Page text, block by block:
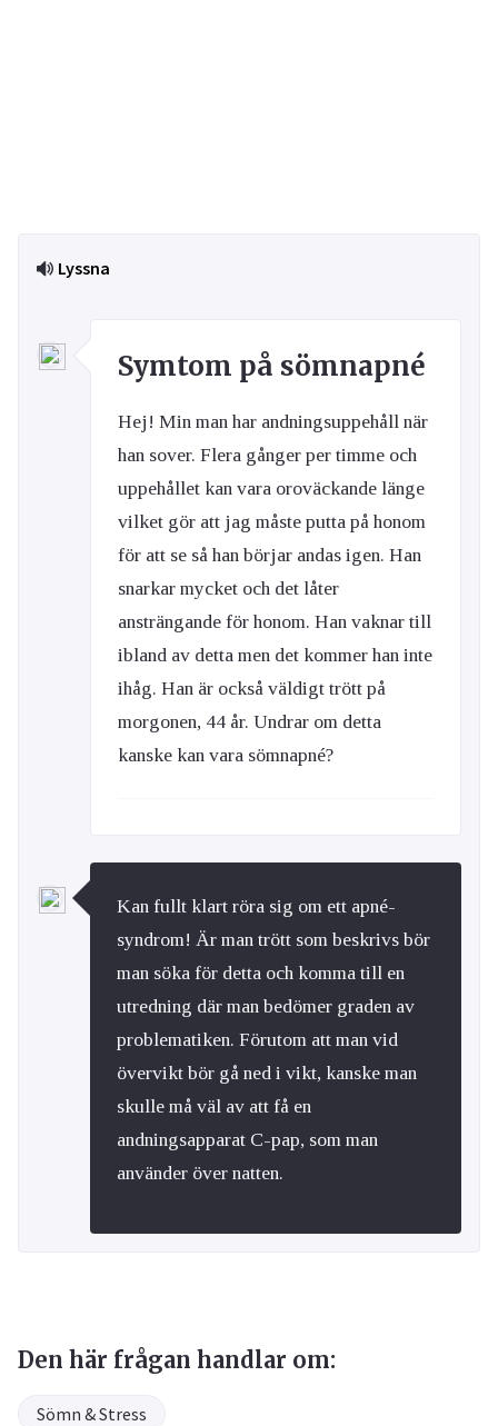
Lyssna
Symtom på sömnapné
Hej! Min man har andningsuppehåll när
han sover. Flera gånger per timme och
uppehållet kan vara oroväckande länge
vilket gör att jag måste putta på honom
för att se så han börjar andas igen. Han
snarkar mycket och det låter
ansträngande för honom. Han vaknar till
ibland av detta men det kommer han inte
ihåg. Han är också väldigt trött på
morgonen, 44 år. Undrar om detta
kanske kan vara sömnapné?
Kan fullt klart röra sig om ett apné-
syndrom! Är man trött som beskrivs bör
man söka för detta och komma till en
utredning där man bedömer graden av
problematiken. Förutom att man vid
övervikt bör gå ned i vikt, kanske man
skulle må väl av att få en
andningsapparat C-pap, som man
använder över natten.
Den här frågan handlar om:
Sömn & Stress